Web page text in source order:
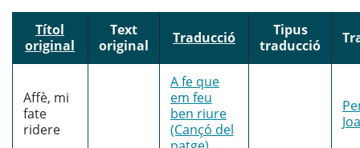
Títol
original
Text
original
Traducció
Tipus
traducció
Affè, mi
fate
ridere
A fe que
em feu
ben riure
(Cançó del